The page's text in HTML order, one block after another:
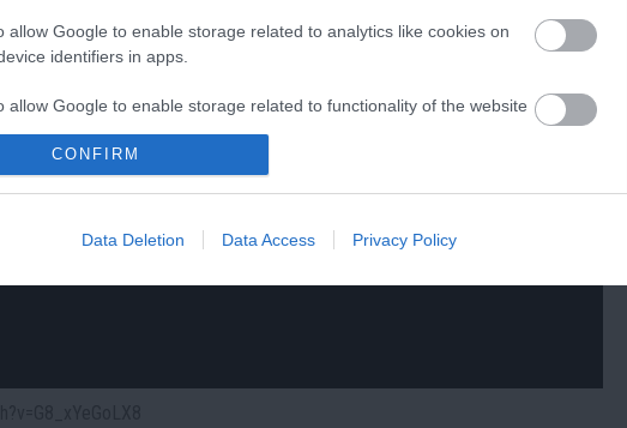
allow Google to enable storage related to analytics like cookies on
identifiers in apps.
allow Google to enable storage related to functionality of the website
allow Google to enable storage related to personalization.
allow Google to enable storage related to security, including
CONFIRM
Data Deletion Data Access Privacy Policy